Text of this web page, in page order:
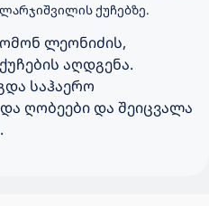
ქუჩებზე.
ლეონიძის,
აღდგენა.
საჰაერო
ღობეები და შეიცვალა